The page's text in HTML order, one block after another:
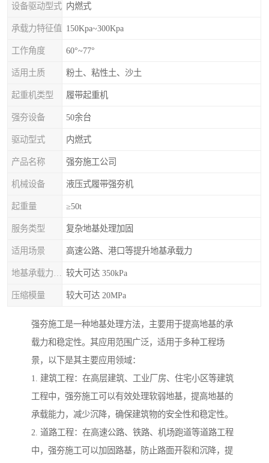
设备驱动型式 内燃式
承载力特征值 150Kpa~300Kpa
工作角度 60°~77°
适用土质 粉土、粘性土、沙土
起重机类型 履带起重机
强夯设备 50余台
驱动型式 内燃式
产品名称 强夯施工公司
机械设备 液压式履带强夯机
起重量 ≥50t
服务类型 复杂地基处理加固
适用场景 高速公路、港口等提升地基承载力
较大可达 350kPa
压缩模量 较大可达 20MPa
强夯施工是一种地基处理方法，主要用于提高地基的承
载力和稳定性。其应用范围广泛，适用于多种工程场
景，以下是其主要应用领域：
1. 建筑工程：在高层建筑、工业厂房、住宅小区等建筑
工程中，强夯施工可以有效处理软弱地基，提高地基的
承载能力，减少沉降，确保建筑物的安全性和稳定性。
2. 道路工程：在高速公路、铁路、机场跑道等道路工程
中，强夯施工可以加固路基，防止路面开裂和沉降，提